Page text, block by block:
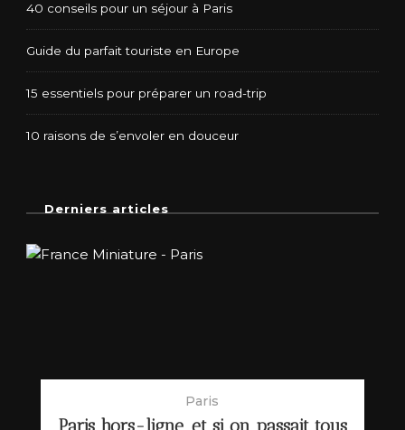
40 conseils pour un séjour à Paris
Guide du parfait touriste en Europe
15 essentiels pour préparer un road-trip
10 raisons de s’envoler en douceur
Derniers articles
Paris
Paris hors-ligne, et si on passait tous